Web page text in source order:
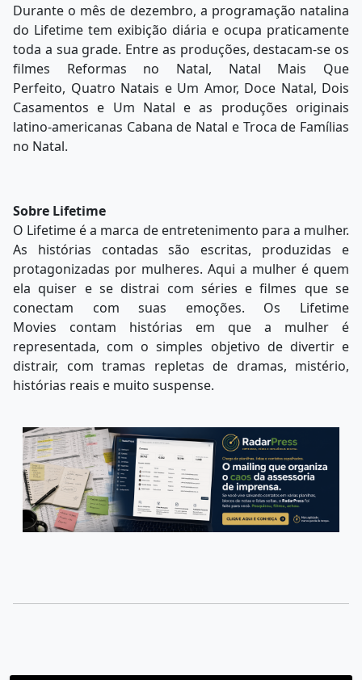
Durante o mês de dezembro, a programação natalina
do Lifetime tem exibição diária e ocupa praticamente
toda a sua grade. Entre as produções, destacam-se os
filmes Reformas no Natal, Natal Mais Que
Perfeito, Quatro Natais e Um Amor, Doce Natal, Dois
Casamentos e Um Natal e as produções originais
latino-americanas Cabana de Natal e Troca de Famílias
no Natal.
Sobre Lifetime
O Lifetime é a marca de entretenimento para a mulher.
As histórias contadas são escritas, produzidas e
protagonizadas por mulheres. Aqui a mulher é quem
ela quiser e se distrai com séries e filmes que se
conectam com suas emoções. Os Lifetime
Movies contam histórias em que a mulher é
representada, com o simples objetivo de divertir e
distrair, com tramas repletas de dramas, mistério,
histórias reais e muito suspense.